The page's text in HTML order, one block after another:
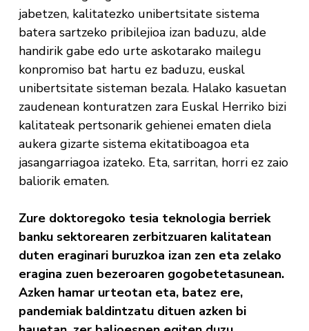
jabetzen, kalitatezko unibertsitate sistema
batera sartzeko pribilejioa izan baduzu, alde
handirik gabe edo urte askotarako mailegu
konpromiso bat hartu ez baduzu, euskal
unibertsitate sisteman bezala. Halako kasuetan
zaudenean konturatzen zara Euskal Herriko bizi
kalitateak pertsonarik gehienei ematen diela
aukera gizarte sistema ekitatiboagoa eta
jasangarriagoa izateko. Eta, sarritan, horri ez zaio
baliorik ematen.
Zure doktoregoko tesia teknologia berriek
banku sektorearen zerbitzuaren kalitatean
duten eraginari buruzkoa izan zen eta zelako
eragina zuen bezeroaren gogobetetasunean.
Azken hamar urteotan eta, batez ere,
pandemiak baldintzatu dituen azken bi